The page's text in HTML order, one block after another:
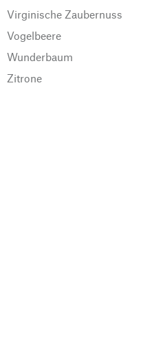
Virginische Zaubernuss
Vogelbeere
Wunderbaum
Zitrone